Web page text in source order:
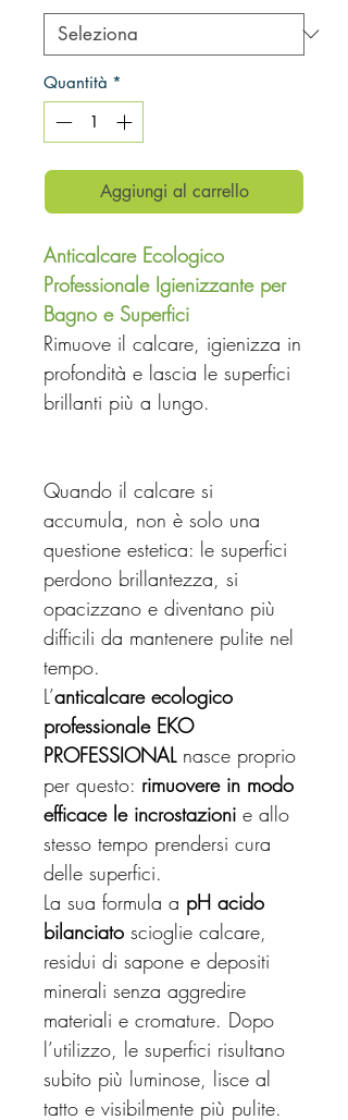
Quantità *
Aggiungi al carrello
Anticalcare Ecologico
Professionale Igienizzante per
Bagno e Superfici
Rimuove il calcare, igienizza in
profondità e lascia le superfici
brillanti più a lungo.
Quando il calcare si
accumula, non è solo una
questione estetica: le superfici
perdono brillantezza, si
opacizzano e diventano più
difficili da mantenere pulite nel
tempo.
L’anticalcare ecologico
professionale EKO
PROFESSIONALnasce proprio
per questo: rimuovere in modo
efficace le incrostazioni e allo
stesso tempo prendersi cura
delle superfici.
La sua formula a pH acido
bilanciato scioglie calcare,
residui di sapone e depositi
minerali senza aggredire
materiali e cromature. Dopo
l’utilizzo, le superfici risultano
subito più luminose, lisce al
tatto e visibilmente più pulite.